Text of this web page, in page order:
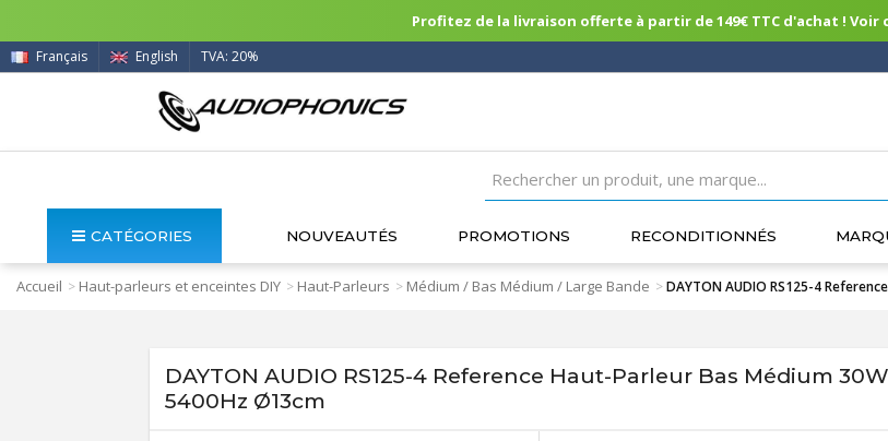
Profitez de la livraison offerte à partir de 149€ TTC d'achat !
Français English TVA: 20%
CATÉGORIES NOUVEAUTÉS PROMOTIONS RECONDITIONNÉS
Accueil > Haut-parleurs et enceintes DIY > Haut-Parleurs > Médium / Bas Médium / Large Bande >DAYTON AUDIO RS125-4
DAYTON AUDIO RS125-4 Reference Haut-Parleur Bas Médium
5400Hz Ø13cm